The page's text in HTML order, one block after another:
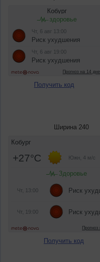
Получить код
Ширина 240
Получить код